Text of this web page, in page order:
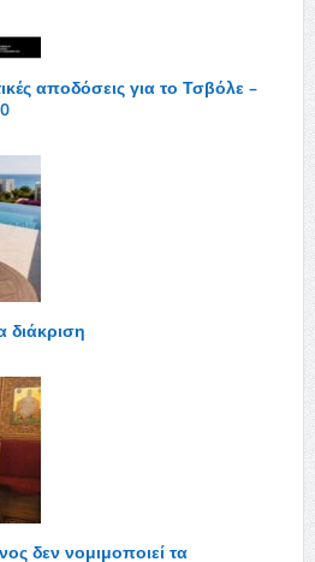
αποδόσεις για το Τσβόλε –
διάκριση
δεν νομιμοποιεί τα